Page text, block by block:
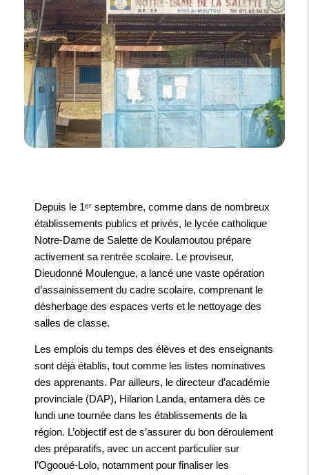
Depuis le 1ᵉʳ septembre, comme dans de nombreux
établissements publics et privés, le lycée catholique
Notre-Dame de Salette de Koulamoutou prépare
activement sa rentrée scolaire. Le proviseur,
Dieudonné Moulengue, a lancé une vaste opération
d’assainissement du cadre scolaire, comprenant le
désherbage des espaces verts et le nettoyage des
salles de classe.
Les emplois du temps des élèves et des enseignants
sont déjà établis, tout comme les listes nominatives
des apprenants. Par ailleurs, le directeur d’académie
provinciale (DAP), Hilarion Landa, entamera dès ce
lundi une tournée dans les établissements de la
région. L’objectif est de s’assurer du bon déroulement
des préparatifs, avec un accent particulier sur
l’Ogooué-Lolo, notamment pour finaliser les